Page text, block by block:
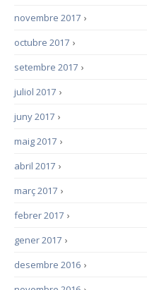
›
novembre 2017
›
octubre 2017
›
setembre 2017
›
juliol 2017
›
juny 2017
›
maig 2017
›
abril 2017
›
març 2017
›
febrer 2017
›
gener 2017
›
desembre 2016